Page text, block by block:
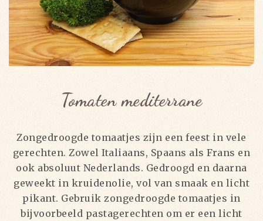
Tomaten mediterrane
Zongedroogde tomaatjes zijn een feest in vele
gerechten. Zowel Italiaans, Spaans als Frans en
ook absoluut Nederlands. Gedroogd en daarna
geweekt in kruidenolie, vol van smaak en licht
pikant. Gebruik zongedroogde tomaatjes in
bijvoorbeeld pastagerechten om er een licht